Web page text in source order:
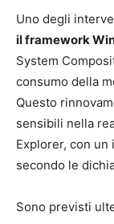
Uno degli
il framework
System
consumo della
Questo
sensibili nella
Explorer, con un
secondo le
Sono previsti